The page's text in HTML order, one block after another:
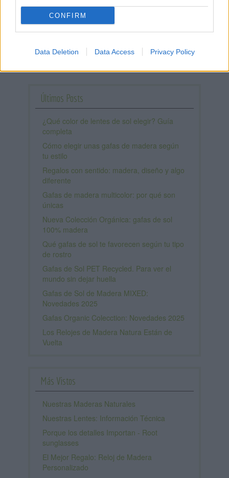
CONFIRM
Data Deletion Data Access Privacy Policy
VALENTINES SAN VALENTÍN
COMPÁRTELO!
Últimos Posts
¿Qué color de lentes de sol elegir? Guía
completa
Cómo elegir unas gafas de madera según
tu estilo
Regalos con sentido: madera, diseño y algo
diferente
Gafas de madera multicolor: por qué son
únicas
Nueva Colección Orgánica: gafas de sol
100% madera
Qué gafas de sol te favorecen según tu tipo
de rostro
Gafas de Sol PET Recycled. Para ver el
mundo sin dejar huella
Gafas de Sol de Madera MIXED:
Novedades 2025
Gafas Organic Colecction: Novedades 2025
Los Relojes de Madera Natura Están de
Vuelta
Más Vistos
Nuestras Maderas Naturales
Nuestras Lentes: Información Técnica
Porque los detalles Importan - Root
sunglasses
El Mejor Regalo: Reloj de Madera
Personalizado